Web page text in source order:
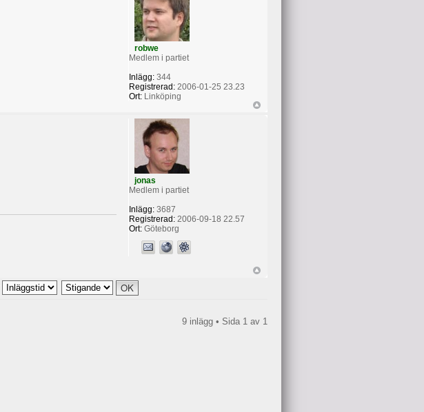
robwe
Medlem i partiet
Inlägg:344
Registrerad:2006-01-25 23.23
Ort:Linköping
jonas
Medlem i partiet
Inlägg:3687
Registrerad:2006-09-18 22.57
Ort:Göteborg
9 inlägg • Sida 1 av 1